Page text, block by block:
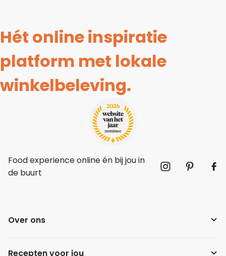
Hét online inspiratie
platform met lokale
winkelbeleving.
Food experience online én bij jou in
de buurt
Over ons
Recepten voor jou